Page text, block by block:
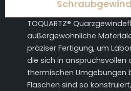
TOQUARTZ®
außergewöhnliche
präziser Fertigung, um
die sich in anspruchsvollen
thermischen Umgebungen
Flaschen sind so